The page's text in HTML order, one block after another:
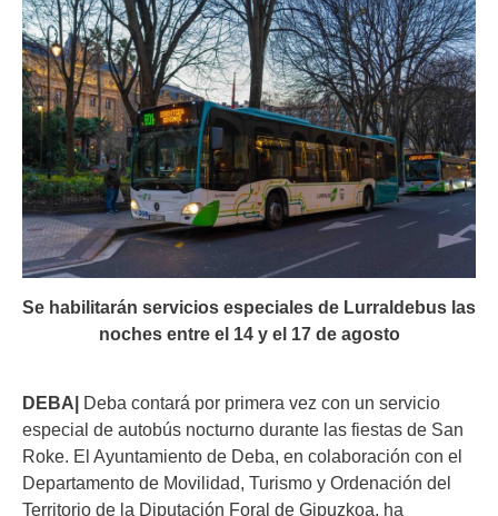
Se habilitarán servicios especiales de Lurraldebus las
noches entre el 14 y el 17 de agosto
DEBA| Deba contará por primera vez con un servicio
especial de autobús nocturno durante las fiestas de San
Roke. El Ayuntamiento de Deba, en colaboración con el
Departamento de Movilidad, Turismo y Ordenación del
Territorio de la Diputación Foral de Gipuzkoa, ha